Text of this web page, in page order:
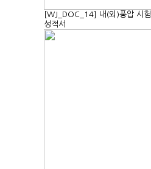
[WJ_DOC_14] 내(외)풍압 시험
성적서